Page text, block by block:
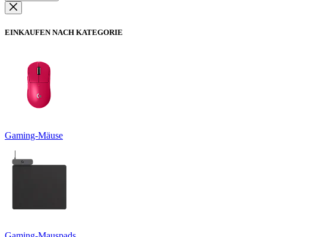
EINKAUFEN NACH KATEGORIE
Gaming-Mäuse